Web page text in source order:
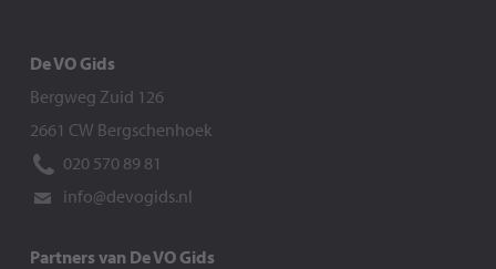
De VO Gids
Bergweg Zuid 126
2661 CW Bergschenhoek
020 570 89 81
info@devogids.nl
Partners van De VO Gids